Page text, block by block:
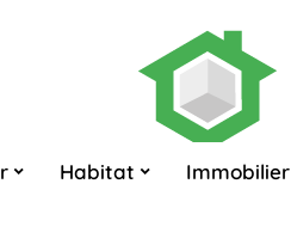
Habitat Immobilier